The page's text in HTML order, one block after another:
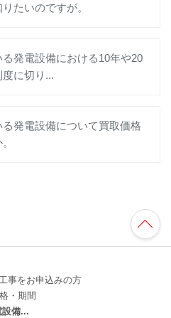
たいのですが。
発電設備における10年や20
に切り...
発電設備について買取価格
TO
P
へ
事をお申込みの方
・期間
設備...